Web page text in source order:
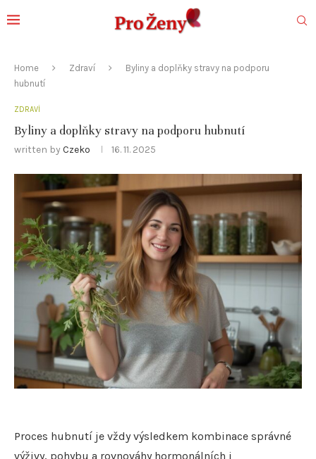
Home Zdraví
Byliny a doplňky stravy na podporu
hubnutí
ZDRAVÍ
Byliny a doplňky stravy na podporu hubnutí
written by Czeko 16. 11. 2025
Proces hubnutí je vždy výsledkem kombinace správné
výživy, pohybu a rovnováhy hormonálních i